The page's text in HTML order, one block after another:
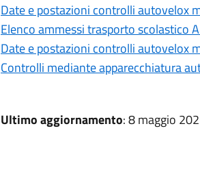
Date e postazioni controlli autovelox
Elenco ammessi trasporto scolastico
Date e postazioni controlli autovelox
Controlli mediante apparecchiatura
Ultimo aggiornamento: 8 maggio